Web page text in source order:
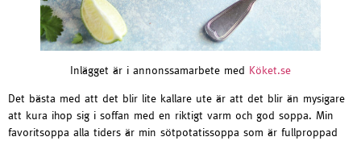
Inlägget är i annonssamarbete med Köket.se
Det bästa med att det blir lite kallare ute är att det blir än mysigare
att kura ihop sig i soffan med en riktigt varm och god soppa. Min
favoritsoppa alla tiders är min sötpotatissoppa som är fullproppad